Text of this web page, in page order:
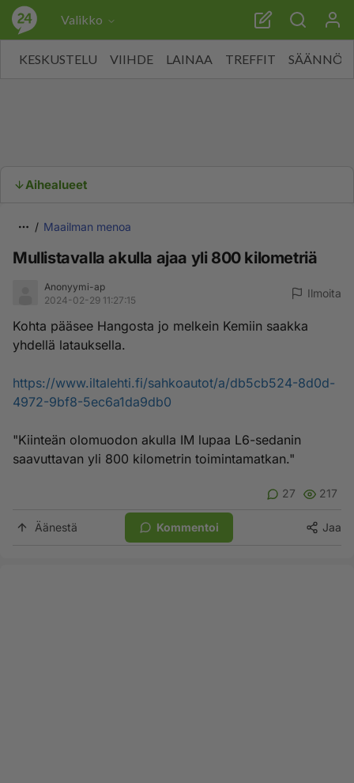
Valikko
KESKUSTELU VIIHDE LAINAA TREFFIT SÄÄNNÖT
Aihealueet
Maailman menoa
Mullistavalla akulla ajaa yli 800 kilometriä
Anonyymi-ap
2024-02-29 11:27:15
Ilmoita
Kohta pääsee Hangosta jo melkein Kemiin saakka
yhdellä latauksella.
https://www.iltalehti.fi/sahkoautot/a/db5cb524-8d0d-
4972-9bf8-5ec6a1da9db0
"Kiinteän olomuodon akulla IM lupaa L6-sedanin
saavuttavan yli 800 kilometrin toimintamatkan."
27 217
Äänestä Kommentoi Jaa